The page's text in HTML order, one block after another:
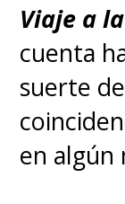
Viaje a
cuenta
suerte
en algún